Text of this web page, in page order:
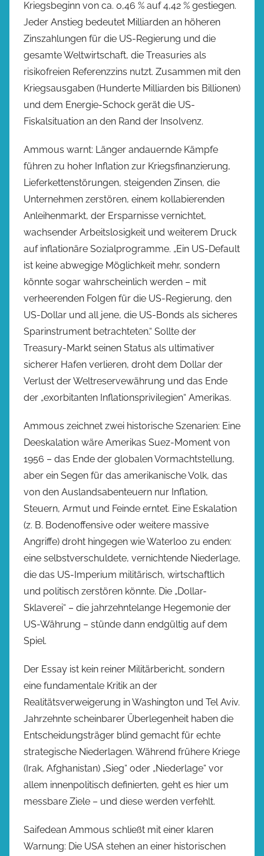
Kriegsbeginn von ca. 0,46 % auf 4,42 % gestiegen.
Jeder Anstieg bedeutet Milliarden an höheren
Zinszahlungen für die US-Regierung und die
gesamte Weltwirtschaft, die Treasuries als
risikofreien Referenzzins nutzt. Zusammen mit den
Kriegsausgaben (Hunderte Milliarden bis Billionen)
und dem Energie-Schock gerät die US-
Fiskalsituation an den Rand der Insolvenz.
Ammous warnt: Länger andauernde Kämpfe
führen zu hoher Inflation zur Kriegsfinanzierung,
Lieferkettenstörungen, steigenden Zinsen, die
Unternehmen zerstören, einem kollabierenden
Anleihenmarkt, der Ersparnisse vernichtet,
wachsender Arbeitslosigkeit und weiterem Druck
auf inflationäre Sozialprogramme. „Ein US-Default
ist keine abwegige Möglichkeit mehr, sondern
könnte sogar wahrscheinlich werden – mit
verheerenden Folgen für die US-Regierung, den
US-Dollar und all jene, die US-Bonds als sicheres
Sparinstrument betrachteten.“ Sollte der
Treasury-Markt seinen Status als ultimativer
sicherer Hafen verlieren, droht dem Dollar der
Verlust der Weltreservewährung und das Ende
der „exorbitanten Inflationsprivilegien“ Amerikas.
Ammous zeichnet zwei historische Szenarien: Eine
Deeskalation wäre Amerikas Suez-Moment von
1956 – das Ende der globalen Vormachtstellung,
aber ein Segen für das amerikanische Volk, das
von den Auslandsabenteuern nur Inflation,
Steuern, Armut und Feinde erntet. Eine Eskalation
(z. B. Bodenoffensive oder weitere massive
Angriffe) droht hingegen wie Waterloo zu enden:
eine selbstverschuldete, vernichtende Niederlage,
die das US-Imperium militärisch, wirtschaftlich
und politisch zerstören könnte. Die „Dollar-
Sklaverei“ – die jahrzehntelange Hegemonie der
US-Währung – stünde dann endgültig auf dem
Spiel.
Der Essay ist kein reiner Militärbericht, sondern
eine fundamentale Kritik an der
Realitätsverweigerung in Washington und Tel Aviv.
Jahrzehnte scheinbarer Überlegenheit haben die
Entscheidungsträger blind gemacht für echte
strategische Niederlagen. Während frühere Kriege
(Irak, Afghanistan) „Sieg“ oder „Niederlage“ vor
allem innenpolitisch definierten, geht es hier um
messbare Ziele – und diese werden verfehlt.
Saifedean Ammous schließt mit einer klaren
Warnung: Die USA stehen an einer historischen